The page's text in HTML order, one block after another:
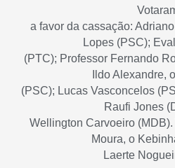
a favor da cassação:
Lopes (PSC);
(PTC); Professor Fernando
Ildo Alexandre,
(PSC); Lucas Vasconcelos
Raufi Jones
Wellington Carvoeiro
Moura, o
Laerte